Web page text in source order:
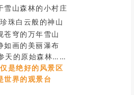
雪山森林的小村庄
珠白云般的神山
苍穹的万年雪山
如画的美丽瀑布
天的原始森林……
是绝好的风景区
世界的观景台